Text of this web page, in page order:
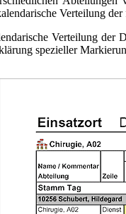
Verteilung
Verteilung
spezieller